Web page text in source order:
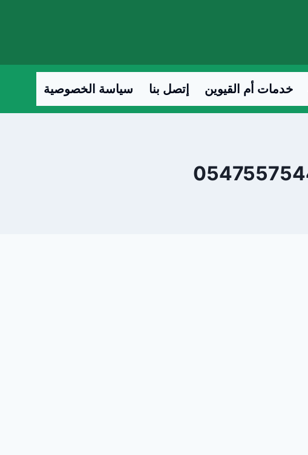
خدمات أم القيوين إتصل بنا سياسة الخصوصية